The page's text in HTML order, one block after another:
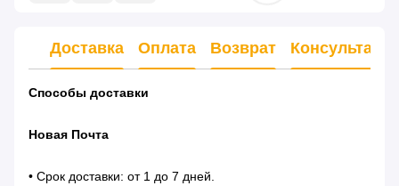
Доставка Оплата Возврат
Способы доставки
Новая Почта
• Срок доставки: от 1 до 7 дней.